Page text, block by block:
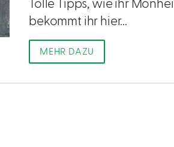
Tolle Tipps, wie ihr
bekommt ihr hier...
MEHR DAZU